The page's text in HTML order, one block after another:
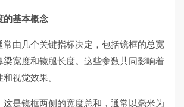
的基本概念
常由几个关键指标决定，包括镜框的总宽
梁宽度和镜腿长度。这些参数共同影响着
视觉效果。
这是镜框两侧的宽度总和，通常以毫米为